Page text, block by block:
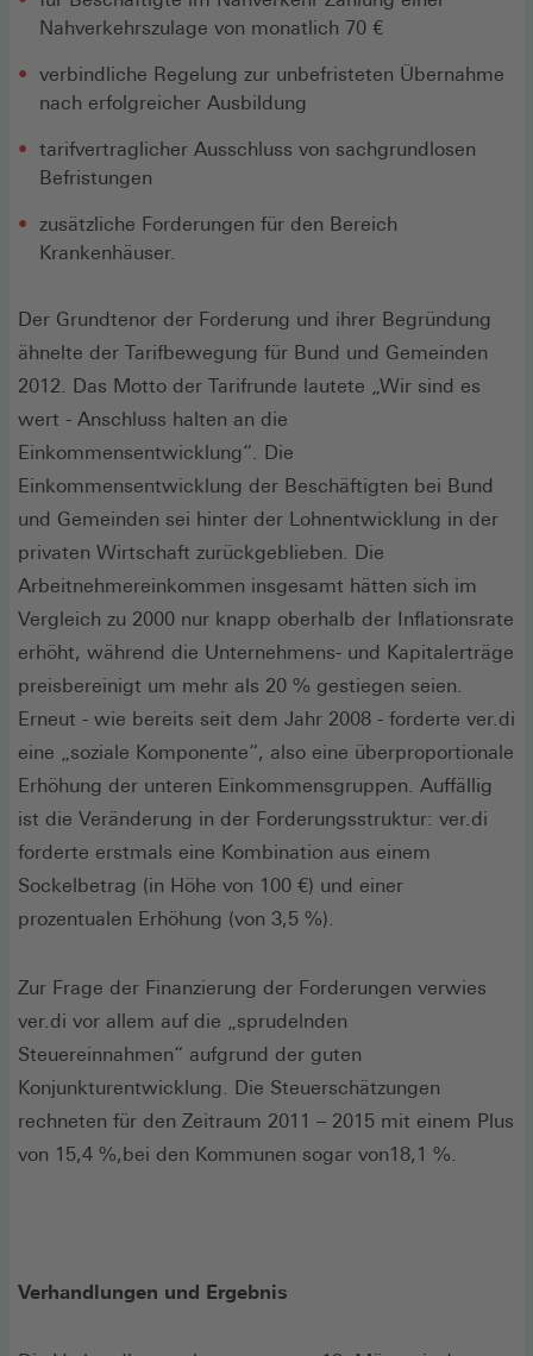
Nahverkehrszulage von monatlich 70 €
verbindliche Regelung zur unbefristeten Übernahme
nach erfolgreicher Ausbildung
tarifvertraglicher Ausschluss von sachgrundlosen
Befristungen
zusätzliche Forderungen für den Bereich
Krankenhäuser.
Der Grundtenor der Forderung und ihrer Begründung
ähnelte der Tarifbewegung für Bund und Gemeinden
2012. Das Motto der Tarifrunde lautete „Wir sind es
wert - Anschluss halten an die
Einkommensentwicklung“. Die
Einkommensentwicklung der Beschäftigten bei Bund
und Gemeinden sei hinter der Lohnentwicklung in der
privaten Wirtschaft zurückgeblieben. Die
Arbeitnehmereinkommen insgesamt hätten sich im
Vergleich zu 2000 nur knapp oberhalb der Inflationsrate
erhöht, während die Unternehmens- und Kapitalerträge
preisbereinigt um mehr als 20 % gestiegen seien.
Erneut - wie bereits seit dem Jahr 2008 - forderte ver.di
eine „soziale Komponente“, also eine überproportionale
Erhöhung der unteren Einkommensgruppen. Auffällig
ist die Veränderung in der Forderungsstruktur: ver.di
forderte erstmals eine Kombination aus einem
Sockelbetrag (in Höhe von 100 €) und einer
prozentualen Erhöhung (von 3,5 %).
Zur Frage der Finanzierung der Forderungen verwies
ver.di vor allem auf die „sprudelnden
Steuereinnahmen“ aufgrund der guten
Konjunkturentwicklung. Die Steuerschätzungen
rechneten für den Zeitraum 2011 – 2015 mit einem Plus
von 15,4 %,bei den Kommunen sogar von18,1 %.
Verhandlungen und Ergebnis